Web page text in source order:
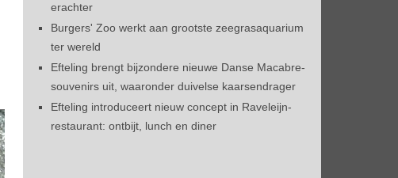
erachter
Burgers' Zoo werkt aan grootste zeegrasaquarium
ter wereld
Efteling brengt bijzondere nieuwe Danse Macabre-
souvenirs uit, waaronder duivelse kaarsendrager
Efteling introduceert nieuw concept in Raveleijn-
restaurant: ontbijt, lunch en diner